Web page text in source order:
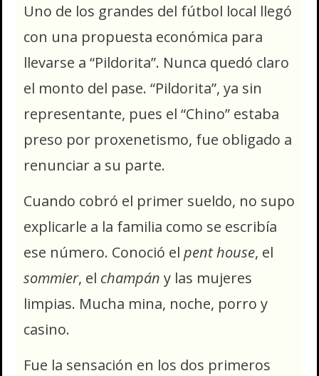
Uno de los grandes del fútbol local llegó
con una propuesta económica para
llevarse a “Pildorita”. Nunca quedó claro
el monto del pase. “Pildorita”, ya sin
representante, pues el “Chino” estaba
preso por proxenetismo, fue obligado a
renunciar a su parte.
Cuando cobró el primer sueldo, no supo
explicarle a la familia como se escribía
ese número. Conoció el pent house, el
sommier, el champán y las mujeres
limpias. Mucha mina, noche, porro y
casino.
Fue la sensación en los dos primeros